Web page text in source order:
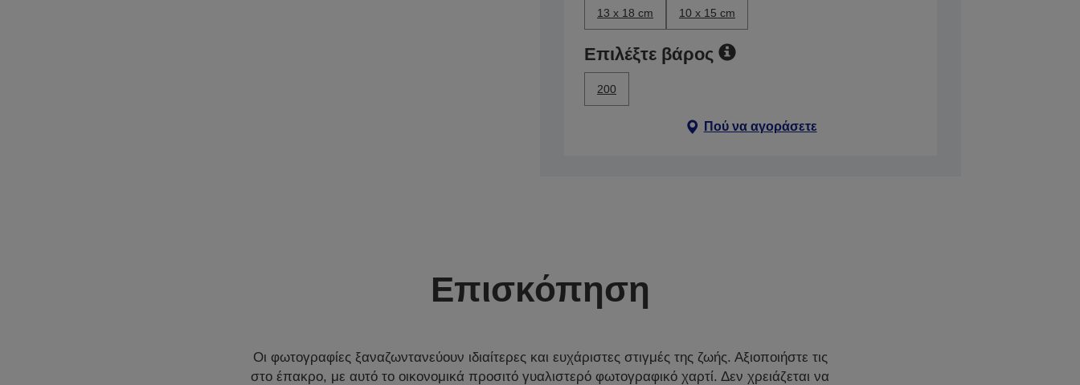
13 x 18 cm 10 x 15 cm
Επιλέξτε βάρος
200
Πού να αγοράσετε
Επισκόπηση
Οι φωτογραφίες ξαναζωντανεύουν ιδιαίτερες και ευχάριστες στιγμές της ζωής. Αξιοποιήστε τις
στο έπακρο, με αυτό το οικονομικά προσιτό γυαλιστερό φωτογραφικό χαρτί. Δεν χρειάζεται να